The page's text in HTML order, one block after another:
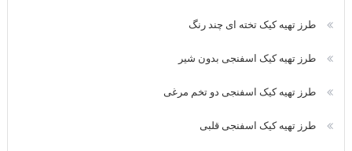
طرز تهیه کیک تخته ای چند رنگ
طرز تهیه کیک اسفنجی بدون شیر
طرز تهیه کیک اسفنجی دو تخم مرغی
طرز تهیه کیک اسفنجی قلبی